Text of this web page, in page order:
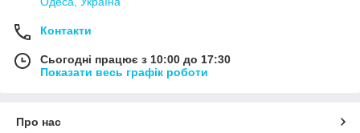
Контакти
Сьогодні працює з 10:00 до 17:30
Показати весь графік роботи
Про нас